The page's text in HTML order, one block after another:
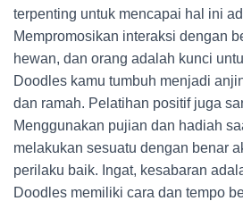
terpenting untuk mencapai hal ini
Mempromosikan interaksi dengan
hewan, dan orang adalah kunci
Doodles kamu tumbuh menjadi
dan ramah. Pelatihan positif juga
Menggunakan pujian dan hadiah
melakukan sesuatu dengan benar
perilaku baik. Ingat, kesabaran
Doodles memiliki cara dan tempo